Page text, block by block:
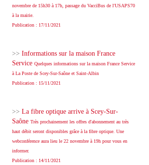
novembre de 15h30 à 17h, passage du VacciBus de l'USAPS70
à la mairie.
Publication : 17/11/2021
>> Informations sur la maison France
Service Quelques informations sur la maison France Service
à La Poste de Scey-Sur-Saône et Saint-Albin
Publication : 15/11/2021
>> La fibre optique arrive à Scey-Sur-
Saône Très prochainement les offres d'abonnement au très
haut débit seront disponibles grâce à la fibre optique. Une
webconférence aura lieu le 22 novembre à 19h pour vous en
informer.
Publication : 14/11/2021